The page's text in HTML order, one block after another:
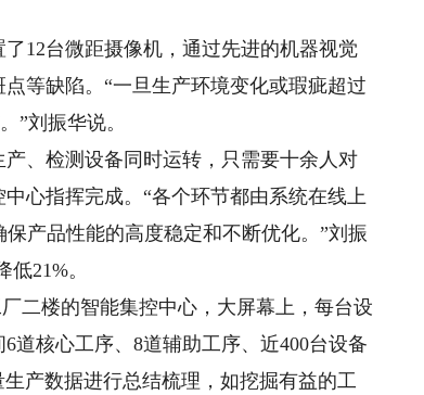
12台微距摄像机，通过先进的机器视觉
等缺陷。“一旦生产环境变化或瑕疵超过
”刘振华说。
、检测设备同时运转，只需要十余人对
心指挥完成。“各个环节都由系统在线上
产品性能的高度稳定和不断优化。”刘振
21%。
二楼的智能集控中心，大屏幕上，每台设
道核心工序、8道辅助工序、近400台设备
产数据进行总结梳理，如挖掘有益的工